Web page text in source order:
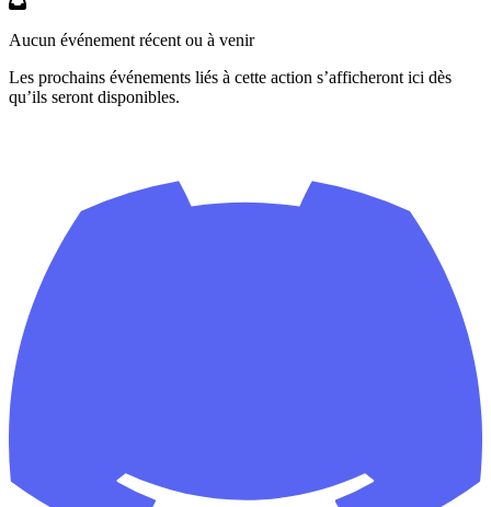
Aucun événement récent ou à venir
Les prochains événements liés à cette action s’afficheront ici dès
qu’ils seront disponibles.